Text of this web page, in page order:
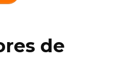
de